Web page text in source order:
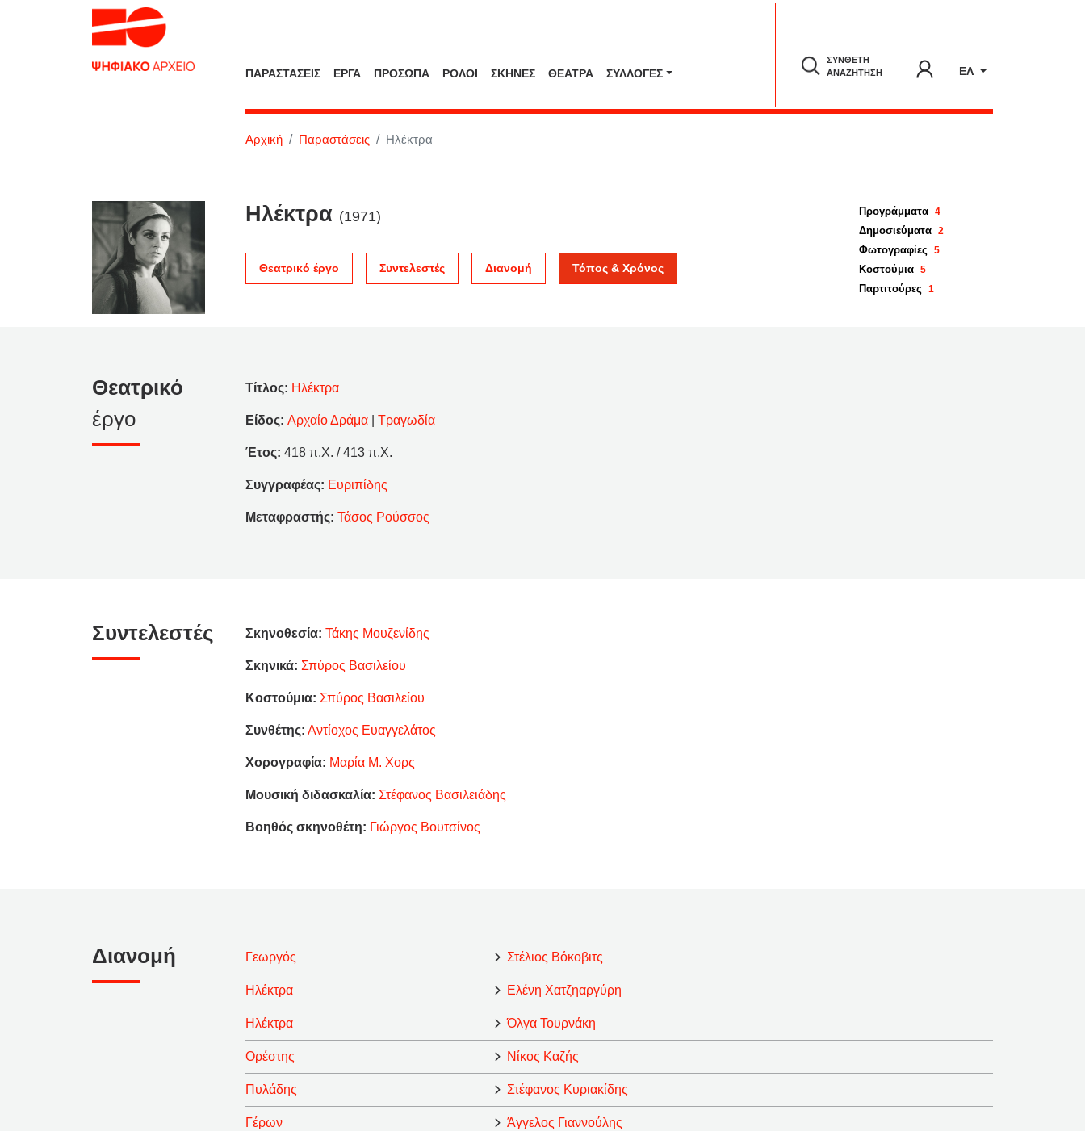
ΠΑΡΑΣΤΑΣΕΙΣ ΕΡΓΑ ΠΡΟΣΩΠΑ ΡΟΛΟΙ ΣΚΗΝΕΣ ΘΕΑΤΡΑ ΣΥΛΛΟΓΈΣ
ΣΥΝΘΕΤΗ
ΑΝΑΖΗΤΗΣΗ
ΕΛ
Αρχική Παραστάσεις Ηλέκτρα
Ηλέκτρα (1971)
Θεατρικό έργο Συντελεστές Διανομή Τόπος & Χρόνος
Προγράμματα 4
Δημοσιεύματα 2
Φωτογραφίες 5
Κοστούμια 5
Παρτιτούρες 1
Θεατρικό
έργο
Τίτλος: Ηλέκτρα
Είδος: Αρχαίο Δράμα Τραγωδία
Έτος: 418 π.Χ. / 413 π.Χ.
Συγγραφέας: Ευριπίδης
Μεταφραστής: Τάσος Ρούσσος
Συντελεστές Σκηνοθεσία: Τάκης Μουζενίδης
Σκηνικά: Σπύρος Βασιλείου
Κοστούμια: Σπύρος Βασιλείου
Συνθέτης: Αντίοχος Ευαγγελάτος
Χορογραφία: Μαρία Μ. Χορς
Μουσική διδασκαλία: Στέφανος Βασιλειάδης
Βοηθός σκηνοθέτη: Γιώργος Βουτσίνος
Διανομή Γεωργός Στέλιος Βόκοβιτς
Ηλέκτρα Ελένη Χατζηαργύρη
Ηλέκτρα Όλγα Τουρνάκη
Ορέστης Νίκος Καζής
Πυλάδης Στέφανος Κυριακίδης
Γέρων Άγγελος Γιαννούλης